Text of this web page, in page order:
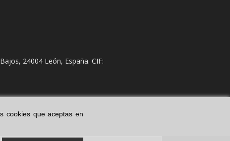
24004 León, España. CIF:
cookies que aceptas en